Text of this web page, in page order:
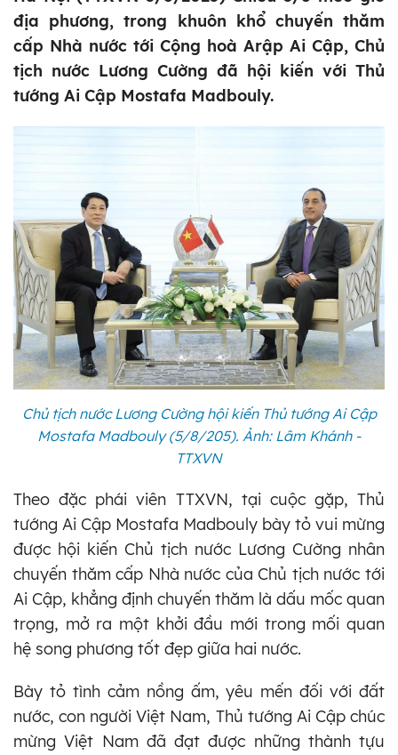
địa phương, trong khuôn khổ chuyến thăm
cấp Nhà nước tới Cộng hoà Arập Ai Cập, Chủ
tịch nước Lương Cường đã hội kiến với Thủ
tướng Ai Cập Mostafa Madbouly.
Chủ tịch nước Lương Cường hội kiến Thủ tướng Ai Cập
Mostafa Madbouly (5/8/205). Ảnh: Lâm Khánh -
TTXVN
Theo đặc phái viên TTXVN, tại cuộc gặp, Thủ
tướng Ai Cập Mostafa Madbouly bày tỏ vui mừng
được hội kiến Chủ tịch nước Lương Cường nhân
chuyến thăm cấp Nhà nước của Chủ tịch nước tới
Ai Cập, khẳng định chuyến thăm là dấu mốc quan
trọng, mở ra một khởi đầu mới trong mối quan
hệ song phương tốt đẹp giữa hai nước.
Bày tỏ tình cảm nồng ấm, yêu mến đối với đất
nước, con người Việt Nam, Thủ tướng Ai Cập chúc
mừng Việt Nam đã đạt được những thành tựu